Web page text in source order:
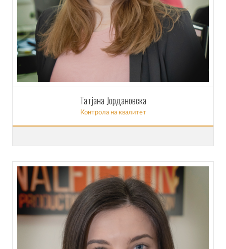
Татјана Јордановска
Контрола на квалитет